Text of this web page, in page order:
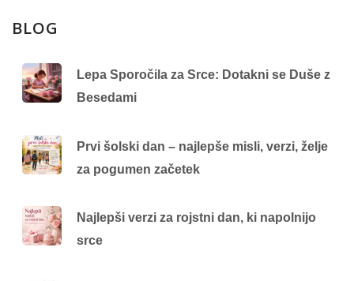
BLOG
Lepa Sporočila za Srce: Dotakni se Duše z
Besedami
Prvi šolski dan – najlepše misli, verzi, želje
za pogumen začetek
Najlepši verzi za rojstni dan, ki napolnijo
srce